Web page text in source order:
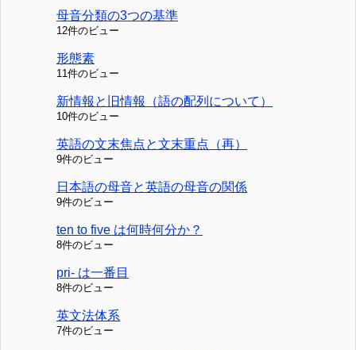
母音分類の3つの基準
12件のビュー
形態素
11件のビュー
新情報と旧情報（語の配列について）
10件のビュー
英語の文末焦点と文末重点（再）
9件のビュー
日本語の母音と英語の母音の関係
9件のビュー
ten to five は何時何分か？
8件のビュー
pri- は一番目
8件のビュー
英文法体系
7件のビュー